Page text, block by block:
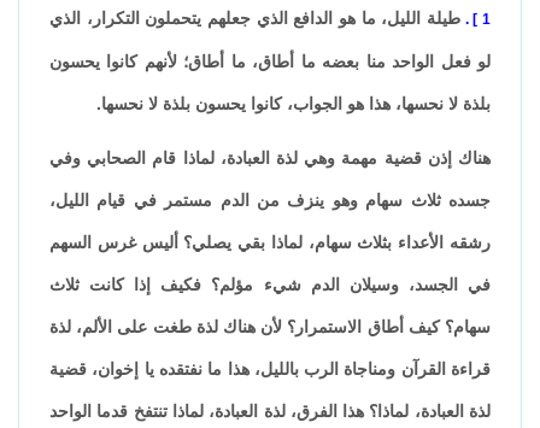
1
. طيلة الليل، ما هو الدافع الذي جعلهم يتحملون التكرار، الذي
لو فعل الواحد منا بعضه ما أطاق، ما أطاق؛ لأنهم كانوا يحسون
بلذة لا نحسها، هذا هو الجواب، كانوا يحسون بلذة لا نحسها.
هناك إذن قضية مهمة وهي لذة العبادة، لماذا قام الصحابي وفي
جسده ثلاث سهام وهو ينزف من الدم مستمر في قيام الليل،
رشقه الأعداء بثلاث سهام، لماذا بقي يصلي؟ أليس غرس السهم
في الجسد، وسيلان الدم شيء مؤلم؟ فكيف إذا كانت ثلاث
سهام؟ كيف أطاق الاستمرار؟ لأن هناك لذة طغت على الألم، لذة
قراءة القرآن ومناجاة الرب بالليل، هذا ما نفتقده يا إخوان، قضية
لذة العبادة، لماذا؟ هذا الفرق، لذة العبادة، لماذا تنتفخ قدما الواحد